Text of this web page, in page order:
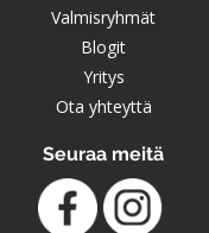
Valmisryhmät
Blogit
Yritys
Ota yhteyttä
Seuraa meitä